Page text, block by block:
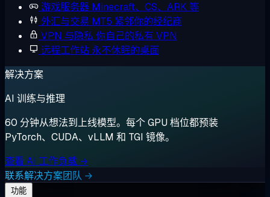
游戏服务器 Minecraft、CS、ARK 等
外汇与交易 MT5 紧邻你的经纪商
VPN 与隐私 你自己的私有 VPN
远程工作站 永不休眠的桌面
解决方案
AI 训练与推理
60 分钟从想法到上线模型。每个 GPU 档位都预装
PyTorch、CUDA、vLLM 和 TGI 镜像。
查看 AI 工作负载 →
联系解决方案团队 →